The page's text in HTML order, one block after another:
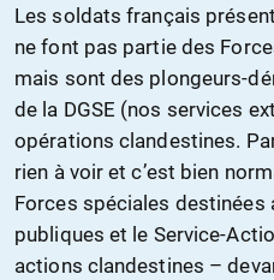
Les soldats français
ne font pas partie des
mais sont des plongeurs-
de la DGSE (nos services
opérations clandestines.
rien à voir et c’est bien
Forces spéciales destinées
publiques et le Service-
actions clandestines –